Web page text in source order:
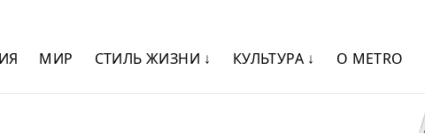
МИР СТИЛЬ ЖИЗНИ ↓ КУЛЬТУРА ↓ О METRO